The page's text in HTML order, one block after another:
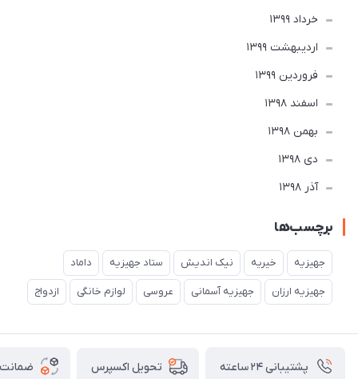
خرداد 1399
ارديبهشت 1399
فروردین 1399
اسفند 1398
بهمن 1398
دی 1398
آذر 1398
برچسب‌ها
جهیزیه خیریه نیک اندیش ستاد جهیزیه داماد
جهیزیه ارزان جهیزیه آسمانی عروسی لوازم خانگی ازدواج
پشتیبانی ۲۴ ساعته تحویل اکسپرس ضمانت